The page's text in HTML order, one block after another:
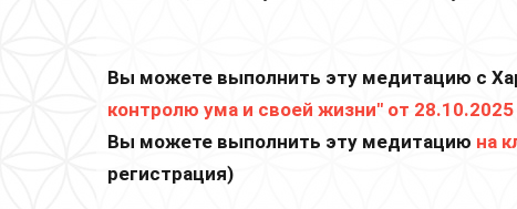
Вы можете выполнить эту медитацию с
контролю ума и своей жизни" от 28.10.2025
Вы можете выполнить эту медитацию на
регистрация)